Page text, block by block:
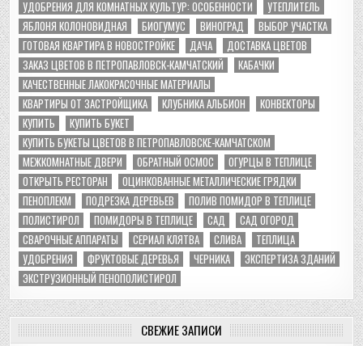
УДОБРЕНИЯ ДЛЯ КОМНАТНЫХ КУЛЬТУР: ОСОБЕННОСТИ
УТЕПЛИТЕЛЬ
ЯБЛОНЯ КОЛОНОВИДНАЯ
БИОГУМУС ВИНОГРАД
ВЫБОР УЧАСТКА
ГОТОВАЯ КВАРТИРА В НОВОСТРОЙКЕ
ДАЧА
ДОСТАВКА ЦВЕТОВ
ЗАКАЗ ЦВЕТОВ В ПЕТРОПАВЛОВСК-КАМЧАТСКИЙ
КАБАЧКИ
КАЧЕСТВЕННЫЕ ЛАКОКРАСОЧНЫЕ МАТЕРИАЛЫ
КВАРТИРЫ ОТ ЗАСТРОЙЩИКА
КЛУБНИКА АЛЬБИОН
КОНВЕКТОРЫ
КУПИТЬ
КУПИТЬ БУКЕТ
КУПИТЬ БУКЕТЫ ЦВЕТОВ В ПЕТРОПАВЛОВСКЕ-КАМЧАТСКОМ
МЕЖКОМНАТНЫЕ ДВЕРИ
ОБРАТНЫЙ ОСМОС
ОГУРЦЫ В ТЕПЛИЦЕ
ОТКРЫТЬ РЕСТОРАН
ОЦИНКОВАННЫЕ МЕТАЛЛИЧЕСКИЕ ГРЯДКИ
ПЕНОПЛЕКМ
ПОДРЕЗКА ДЕРЕВЬЕВ
ПОЛИВ ПОМИДОР В ТЕПЛИЦЕ
ПОЛИСТИРОЛ
ПОМИДОРЫ В ТЕПЛИЦЕ САД
САД ОГОРОД
СВАРОЧНЫЕ АППАРАТЫ
СЕРИАЛ КЛЯТВА СЛИВА
ТЕПЛИЦА
УДОБРЕНИЯ
ФРУКТОВЫЕ ДЕРЕВЬЯ ЧЕРНИКА
ЭКСПЕРТИЗА ЗДАНИЙ
ЭКСТРУЗИОННЫЙ ПЕНОПОЛИСТИРОЛ
СВЕЖИЕ ЗАПИСИ